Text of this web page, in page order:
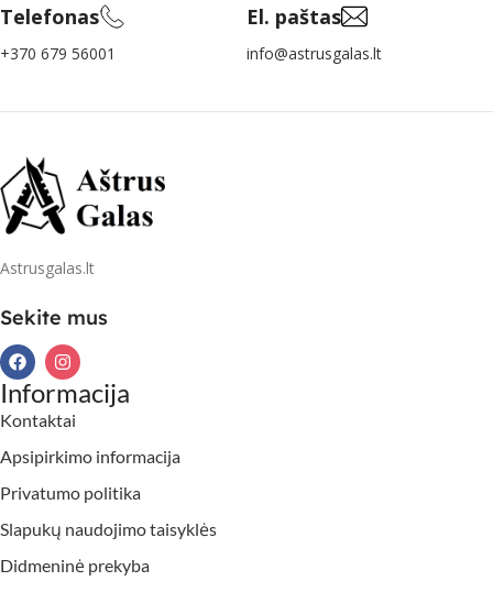
Telefonas
+370 679 56001
El. paštas
info@astrusgalas.lt
Astrusgalas.lt
Sekite mus
Informacija
Kontaktai
Apsipirkimo informacija
Privatumo politika
Slapukų naudojimo taisyklės
Didmeninė prekyba